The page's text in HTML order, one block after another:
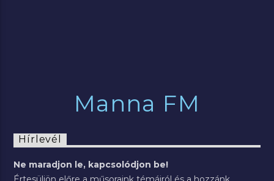
Manna FM
Hírlevél
Ne maradjon le, kapcsolódjon be!